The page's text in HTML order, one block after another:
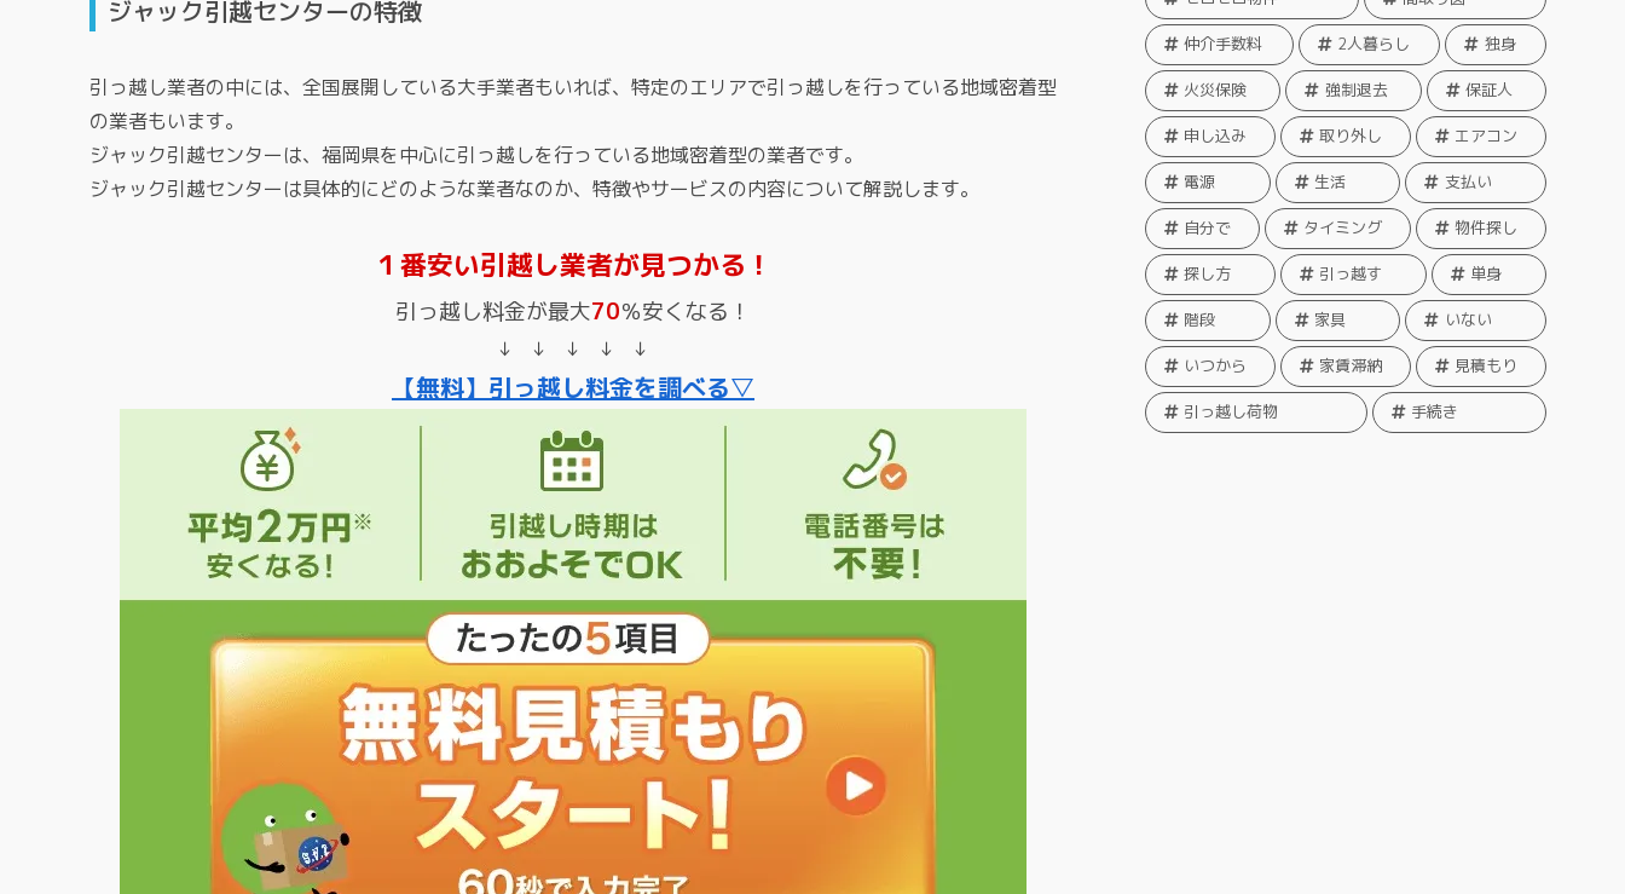
ジャック引越センターの特徴
引っ越し業者の中には、全国展開している大手業者もいれば、特定のエリアで引っ越しを行っている地域密着型
の業者もいます。
ジャック引越センターは、福岡県を中心に引っ越しを行っている地域密着型の業者です。
ジャック引越センターは具体的にどのような業者なのか、特徴やサービスの内容について解説します。
１番安い引越し業者が見つかる！
引っ越し料金が最大70％安くなる！
↓ ↓ ↓ ↓ ↓
【無料】引っ越し料金を調べる▽
仲介手数料 2人暮らし 独身
火災保険 強制退去 保証人
申し込み 取り外し エアコン
電源 生活 支払い
自分で タイミング 物件探し
探し方 引っ越す 単身
階段 家具 いない
いつから 家賃滞納 見積もり
引っ越し荷物 手続き